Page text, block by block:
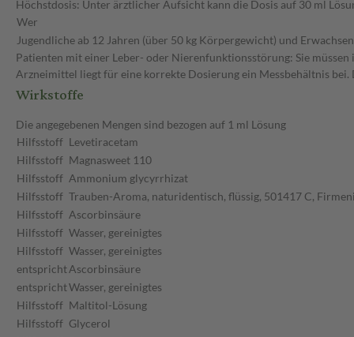
Höchstdosis: Unter ärztlicher Aufsicht kann die Dosis auf 30 ml
Wer
Jugendliche ab 12 Jahren (über 50 kg Körpergewicht) und
Patienten mit einer Leber- oder Nierenfunktionsstörung: Sie
Arzneimittel liegt für eine korrekte Dosierung ein Messbehältnis
Wirkstoffe
Die angegebenen Mengen sind bezogen auf 1 ml Lösung
Hilfsstoff Levetiracetam
Hilfsstoff Magnasweet 110
Hilfsstoff Ammonium glycyrrhizat
Hilfsstoff Trauben-Aroma, naturidentisch, flüssig, 501417 C,
Hilfsstoff Ascorbinsäure
Hilfsstoff Wasser, gereinigtes
Hilfsstoff Wasser, gereinigtes
entsprichtAscorbinsäure
entsprichtWasser, gereinigtes
Hilfsstoff Maltitol-Lösung
Hilfsstoff Glycerol